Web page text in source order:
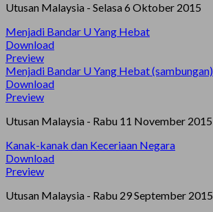
Utusan Malaysia - Selasa 6 Oktober 2015
Menjadi Bandar U Yang Hebat
Download
Preview
Menjadi Bandar U Yang Hebat (sambungan)
Download
Preview
Utusan Malaysia - Rabu 11 November 2015
Kanak-kanak dan Keceriaan Negara
Download
Preview
Utusan Malaysia - Rabu 29 September 2015